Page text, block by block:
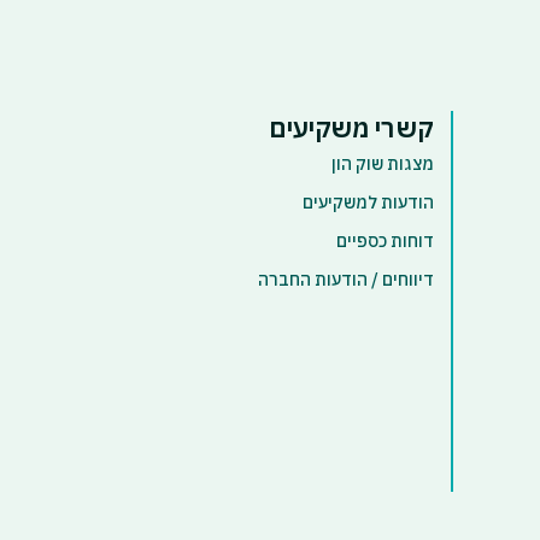
קשרי משקיעים
מצגות שוק הון
הודעות למשקיעים
דוחות כספיים
דיווחים / הודעות החברה